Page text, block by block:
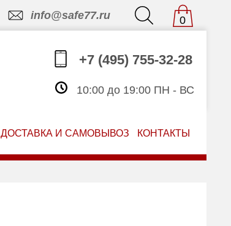
info@safe77.ru 0
+7 (495) 755-32-28
10:00 до 19:00 ПН - ВС
ДОСТАВКА И САМОВЫВОЗ КОНТАКТЫ